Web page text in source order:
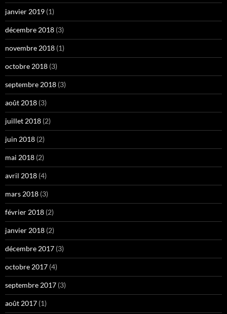
janvier 2019 (1)
décembre 2018 (3)
novembre 2018 (1)
octobre 2018 (3)
septembre 2018 (3)
août 2018 (3)
juillet 2018 (2)
juin 2018 (2)
mai 2018 (2)
avril 2018 (4)
mars 2018 (3)
février 2018 (2)
janvier 2018 (2)
décembre 2017 (3)
octobre 2017 (4)
septembre 2017 (3)
août 2017 (1)